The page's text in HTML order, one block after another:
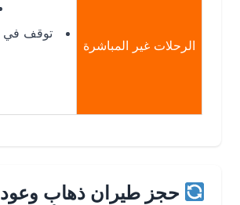
الرحلات غير المباشرة
توقف في
حجز طيران ذهاب وعودة